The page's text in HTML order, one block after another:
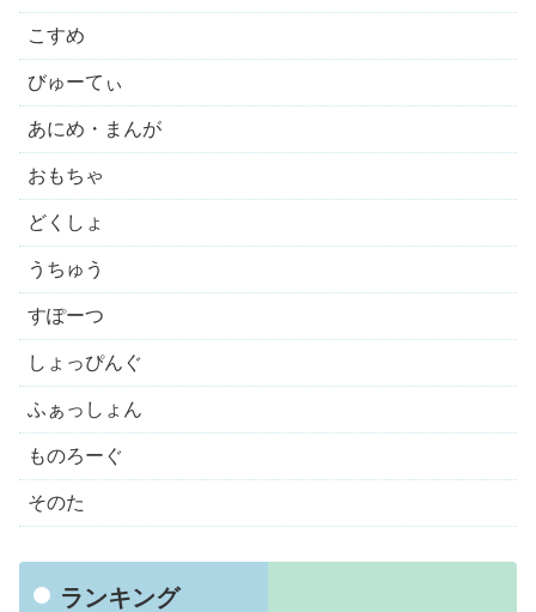
こすめ
びゅーてぃ
あにめ・まんが
おもちゃ
どくしょ
うちゅう
すぽーつ
しょっぴんぐ
ふぁっしょん
ものろーぐ
そのた
ランキング